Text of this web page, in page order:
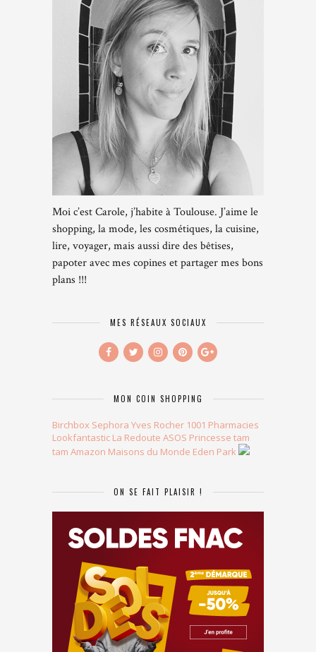
Moi c’est Carole, j’habite à Toulouse. J’aime le
shopping, la mode, les cosmétiques, la cuisine,
lire, voyager, mais aussi dire des bêtises,
papoter avec mes copines et partager mes bons
plans !!!
MES RÉSEAUX SOCIAUX
MON COIN SHOPPING
Birchbox Sephora Yves Rocher 1001 Pharmacies
Lookfantastic La Redoute ASOS Princesse tam
tam Amazon Maisons du Monde Eden Park
ON SE FAIT PLAISIR !